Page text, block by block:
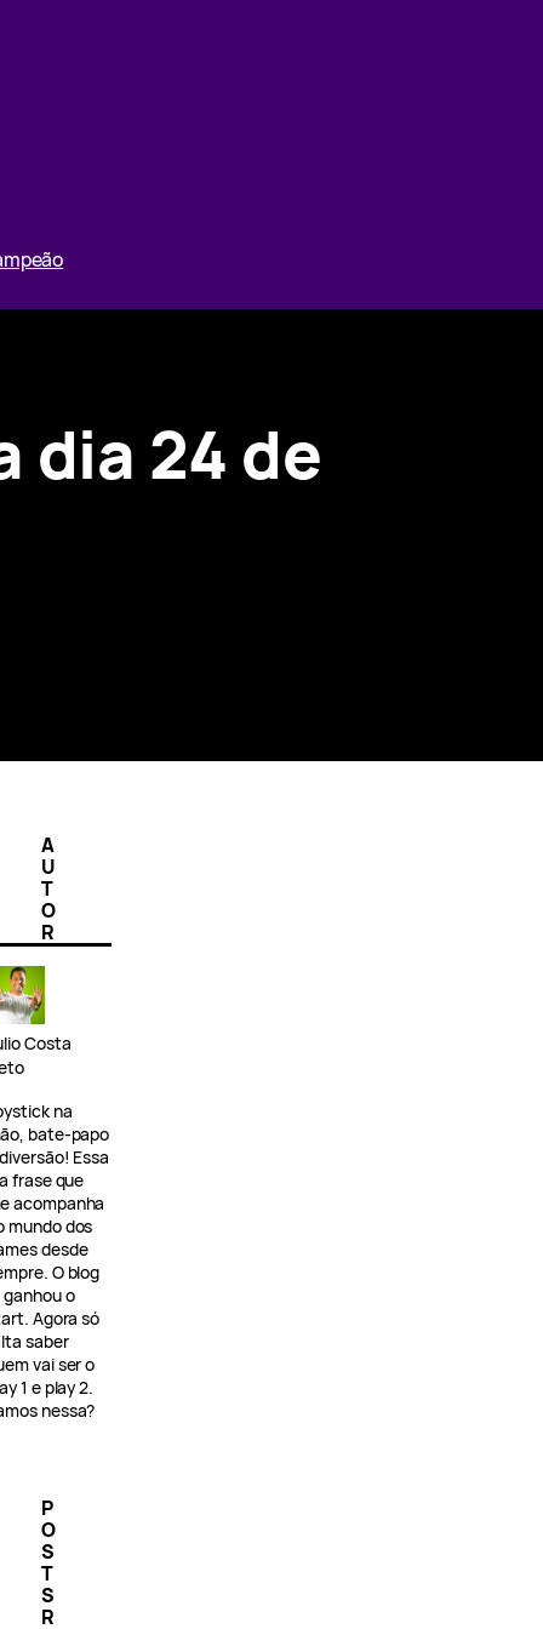
dia 24 de
A
U
T
O
R
Costa
na
bate-papo
Essa
frase que
acompanha
mundo dos
desde
O blog
ganhou o
Agora só
saber
vai ser o
1 e play 2.
nessa?
P
O
S
T
S
R